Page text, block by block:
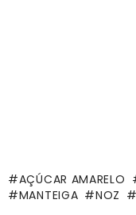
AÇÚCAR AMARELO
MANTEIGA
NOZ